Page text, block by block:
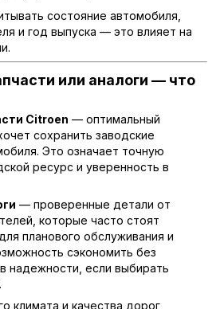
состояние автомобиля,
и год выпуска — это влияет на
или аналоги — что
Citroen — оптимальный
сохранить заводские
Это означает точную
ресурс и уверенность в
— проверенные детали от
которые часто стоят
планового обслуживания и
сэкономить без
надежности, если выбирать
климата и качества дорог